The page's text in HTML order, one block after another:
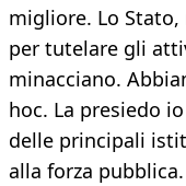
migliore. Lo
per tutelare gli
minacciano.
hoc. La presiedo
delle principali
alla forza